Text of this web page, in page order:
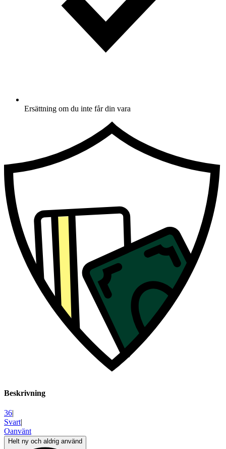
Ersättning om du inte får din vara
Beskrivning
36|
Svart|
Oanvänt
Helt ny och aldrig använd